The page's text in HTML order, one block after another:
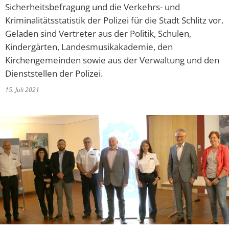
Sicherheitsbefragung und die Verkehrs- und
Kriminalitätsstatistik der Polizei für die Stadt Schlitz vor.
Geladen sind Vertreter aus der Politik, Schulen,
Kindergärten, Landesmusikakademie, den
Kirchengemeinden sowie aus der Verwaltung und den
Dienststellen der Polizei.
15. Juli 2021